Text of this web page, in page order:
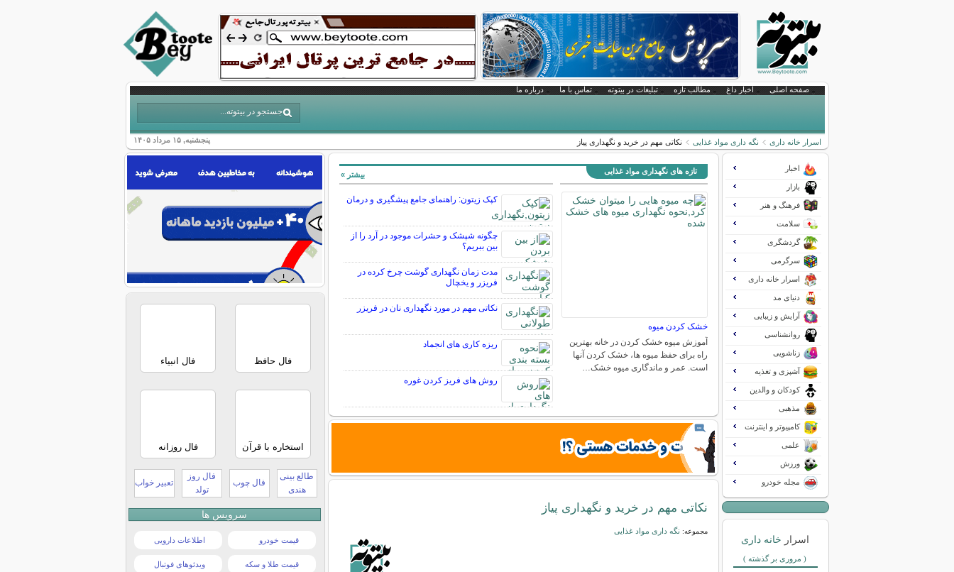
صفحه اصلی اخبار داغ مطالب تازه تبلیغات در بیتوته تماس با ما درباره ما
پنجشنبه, ۱۵ مرداد ۱۴۰۵ اسرار خانه داری نگه داری مواد غذایی نکاتی مهم در خرید و نگهداری پیاز
تازه های نگهداری مواد غذایی
خشک کردن میوه
آموزش میوه خشک کردن در خانه بهترین
راه برای حفظ میوه ها، خشک کردن آنها
است. عمر و ماندگاری میوه خشک…
کپک زیتون: راهنمای جامع پیشگیری و درمان
چگونه شپشک و حشرات موجود در آرد را از
بین ببریم؟
مدت زمان نگهداری گوشت چرخ کرده در
فریزر و یخچال
نکاتی مهم در مورد نگهداری نان در فریزر
ریزه کاری های انجماد
روش های فریز کردن غوره
بیشتر »
نکاتی مهم در خرید و نگهداری پیاز
مجموعه: نگه داری مواد غذایی
اخبار
بازار
فرهنگ و هنر
سلامت
گردشگری
سرگرمی
اسرار خانه داری
دنیای مد
آرایش و زیبایی
روانشناسی
زناشویی
آشپزی و تغذیه
کودکان و والدین
مذهبی
کامپیوتر و اینترنت
علمی
ورزش
مجله خودرو
اسرار خانه داری
( مروری بر گذشته )
فال حافظ فال انبیاء
استخاره با قرآن فال روزانه
طالع بینی
هندی
فال چوب
فال روز
تولد
تعبیر خواب
سرویس ها
قیمت خودرو اطلاعات دارویی
قیمت طلا و سکه ویدئوهای فوتبال